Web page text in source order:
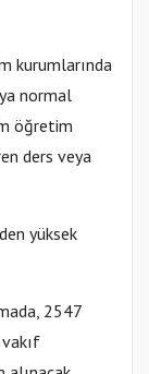
kurumlarında
normal
öğretim
ders veya
yüksek
2547